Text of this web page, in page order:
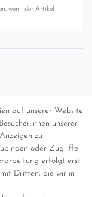
wenn der Artikel
auf unserer Website
unserer
zu
oder Zugriffe
erfolgt erst
Dritten, die wir in
) inkl. MwSt.